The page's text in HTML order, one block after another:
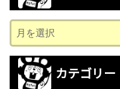
ー
カ
カテゴリー